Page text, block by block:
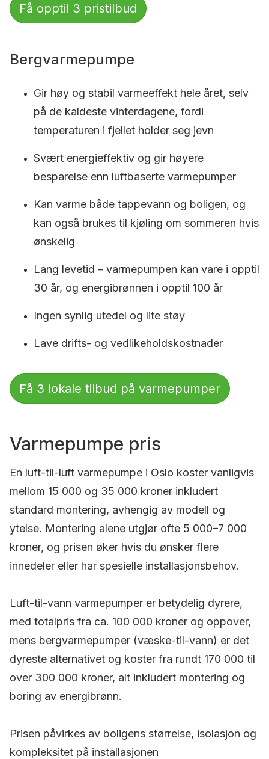
Få opptil 3 pristilbud
Bergvarmepumpe
Gir høy og stabil varmeeffekt hele året, selv
på de kaldeste vinterdagene, fordi
temperaturen i fjellet holder seg jevn
Svært energieffektiv og gir høyere
besparelse enn luftbaserte varmepumper
Kan varme både tappevann og boligen, og
kan også brukes til kjøling om sommeren hvis
ønskelig
Lang levetid – varmepumpen kan vare i opptil
30 år, og energibrønnen i opptil 100 år
Ingen synlig utedel og lite støy
Lave drifts- og vedlikeholdskostnader
Få 3 lokale tilbud på varmepumper
Varmepumpe pris
En luft-til-luft varmepumpe i Oslo koster vanligvis
mellom 15 000 og 35 000 kroner inkludert
standard montering, avhengig av modell og
ytelse. Montering alene utgjør ofte 5 000–7 000
kroner, og prisen øker hvis du ønsker flere
innedeler eller har spesielle installasjonsbehov.
Luft-til-vann varmepumper er betydelig dyrere,
med totalpris fra ca. 100 000 kroner og oppover,
mens bergvarmepumper (væske-til-vann) er det
dyreste alternativet og koster fra rundt 170 000 til
over 300 000 kroner, alt inkludert montering og
boring av energibrønn.
Prisen påvirkes av boligens størrelse, isolasjon og
kompleksitet på installasjonen